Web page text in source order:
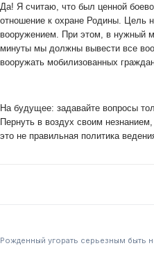
Да! Я считаю, что был ценной
отношение к охране Родины. Цель
вооружением. При этом, в нужный
минуты мы должны вывести все
вооружать мобилизованных
На будущее: задавайте вопросы
Пернуть в воздух своим
это не правильная политика
Рожденный угорать серьезным быть